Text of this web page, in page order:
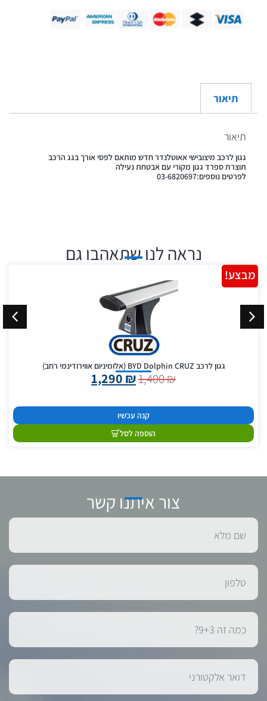
תיאור
תיאור
גגון לרכב מיצובישי אאוטלנדר חדש מותאם לפסי אורך בגג הרכב
תוצרת ספרד גגון מקורי עם אבטחת נעילה
לפרטים נוספים:03-6820697
נראה לנו שתאהבו גם
גגון לרכב BYD Dolphin CRUZ (אלומיניום אווירודינמי רחב)
1,400₪
1,290 ₪
קנה עכשיו
הוספה לסל
מבצע!
צור איתנו קשר